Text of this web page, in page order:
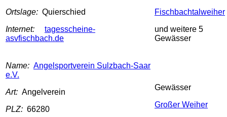
Ortslage: Quierschied
Internet:
tagesscheine-
asvfischbach.de
Fischbachtalweiher
und weitere 5
Gewässer
Name: Angelsportverein Sulzbach-Saar
e.V.
Art: Angelverein
PLZ: 66280
Gewässer
Großer Weiher